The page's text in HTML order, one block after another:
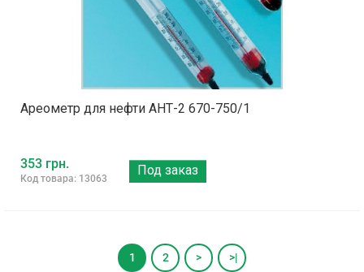
Ареометр для нефти АНТ-2 670-750/1
353 грн.
Код товара: 13063
Под заказ
1 2 > >|